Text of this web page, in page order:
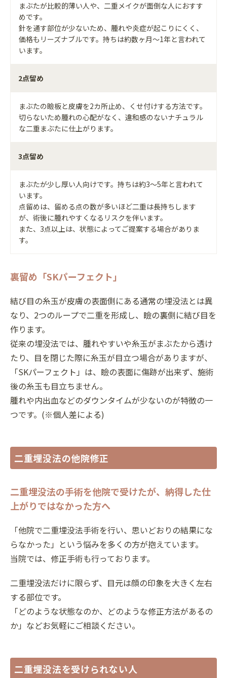
まぶたが比較的薄い人や、二重メイクが面倒な人におすす
めです。
針を通す部位が少ないため、腫れや炎症が起こりにくく、
価格もリーズナブルです。持ちは約数ヶ月～1年と言われて
います。
2点留め
まぶたの瞼板と皮膚を2カ所止め、くせ付けする方法です。
切らないため腫れの心配がなく、違和感のないナチュラル
な二重まぶたに仕上がります。
3点留め
まぶたが少し厚い人向けです。持ちは約3～5年と言われて
います。
点留めは、留める点の数が多いほど二重は長持ちします
が、術後に腫れやすくなるリスクを伴います。
また、3点以上は、状態によってご提案する場合がありま
す。
裏留め「SKパーフェクト」
結び目の糸玉が皮膚の表面側にある通常の埋没法とは異
なり、2つのループで二重を形成し、瞼の裏側に結び目を
作ります。
従来の埋没法では、腫れやすいや糸玉がまぶたから透け
たり、目を閉じた際に糸玉が目立つ場合がありますが、
「SKパーフェクト」は、瞼の表面に傷跡が出来ず、施術
後の糸玉も目立ちません。
腫れや内出血などのダウンタイムが少ないのが特徴の一
つです。(※個人差による)
二重埋没法の他院修正
二重埋没法の手術を他院で受けたが、納得した仕
上がりではなかった方へ
「他院で二重埋没法手術を行い、思いどおりの結果にな
らなかった」という悩みを多くの方が抱えています。
当院では、修正手術も行っております。
二重埋没法だけに限らず、目元は顔の印象を大きく左右
する部位です。
「どのような状態なのか、どのような修正方法があるの
か」などお気軽にご相談ください。
二重埋没法を受けられない人